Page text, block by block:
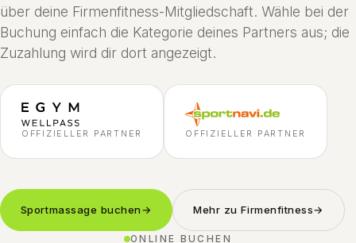
über deine Firmenfitness-Mitgliedschaft. Wähle bei der
Buchung einfach die Kategorie deines Partners aus; die
Zuzahlung wird dir dort angezeigt.
OFFIZIELLER PARTNER OFFIZIELLER PARTNER
Sportmassage buchen→ Mehr zu Firmenfitness→
ONLINE BUCHEN